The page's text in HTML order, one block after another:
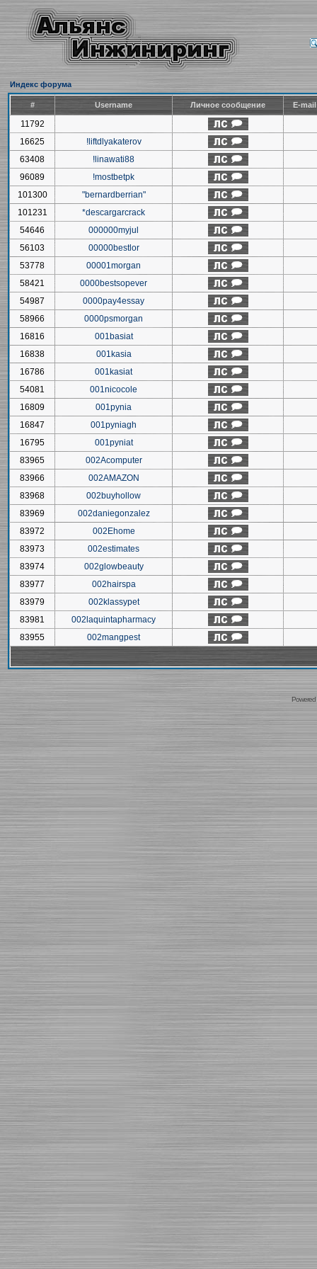
Индекс форума
# Username Личное сообщение E-
11792
16625
!liftdlyakaterov
63408
!linawati88
96089
!mostbetpk
101300
"bernardberrian"
101231
*descargarcrack
54646
000000myjul
56103
00000bestlor
53778
00001morgan
58421
0000bestsopever
54987
0000pay4essay
58966
0000psmorgan
16816
001basiat
16838
001kasia
16786
001kasiat
54081
001nicocole
16809
001pynia
16847
001pyniagh
16795
001pyniat
83965
002Acomputer
83966
002AMAZON
83968
002buyhollow
83969
002daniegonzalez
83972
002Ehome
83973
002estimates
83974
002glowbeauty
83977
002hairspa
83979
002klassypet
83981
002laquintapharmacy
83955
002mangpest